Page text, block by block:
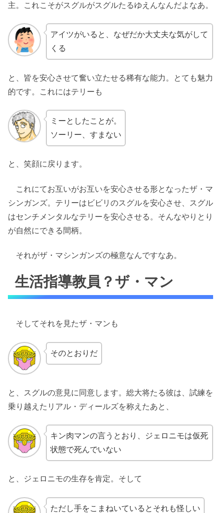
主。これこそがスグルがスグルたるゆえんなんだよなあ。
アイツがいると、なぜだか大丈夫な気がして
くる
と、皆を安心させて奮い立たせる稀有な能力。とても魅力
的です。これにはテリーも
ミーとしたことが。
ソーリー、すまない
と、笑顔に戻ります。
これにてお互いがお互いを安心させる形となったザ・マ
シンガンズ。テリーはビビリのスグルを安心させ、スグル
はセンチメンタルなテリーを安心させる。そんなやりとり
が自然にできる間柄。
それがザ・マシンガンズの極意なんですなあ。
生活指導教員？ザ・マン
そしてそれを見たザ・マンも
そのとおりだ
と、スグルの意見に同意します。総大将たる彼は、試練を
乗り越えたリアル・ディールズを称えたあと、
キン肉マンの言うとおり、ジェロニモは仮死
状態で死んでいない
と、ジェロニモの生存を肯定。そして
ただし手をこまねいているとそれも怪しい